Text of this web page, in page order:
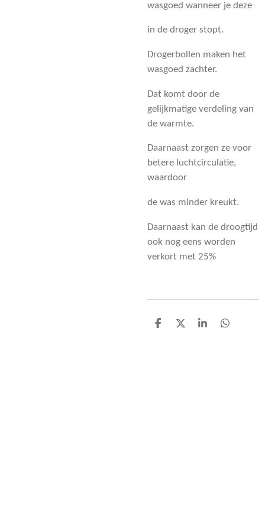
wasgoed wanneer je deze
in de droger stopt.
Drogerbollen maken het
wasgoed zachter.
Dat komt door de
gelijkmatige verdeling van
de warmte.
Daarnaast zorgen ze voor
betere luchtcirculatie,
waardoor
de was minder kreukt.
Daarnaast kan de droogtijd
ook nog eens worden
verkort met 25%
D
D
S
D